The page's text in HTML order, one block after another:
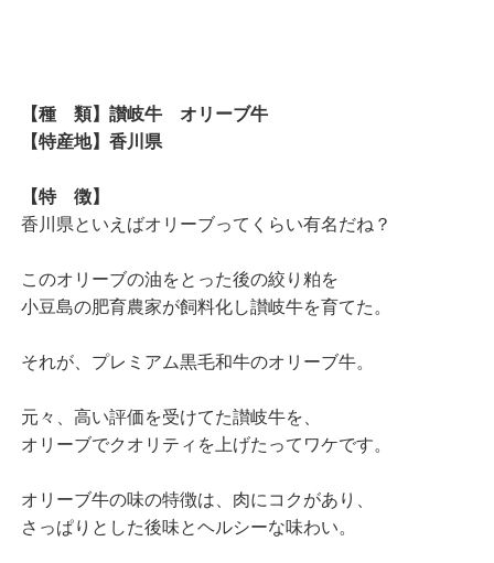
【種 類】讃岐牛 オリーブ牛
【特産地】香川県
【特 徴】
香川県といえばオリーブってくらい有名だね？
このオリーブの油をとった後の絞り粕を
小豆島の肥育農家が飼料化し讃岐牛を育てた。
それが、プレミアム黒毛和牛のオリーブ牛。
元々、高い評価を受けてた讃岐牛を、
オリーブでクオリティを上げたってワケです。
オリーブ牛の味の特徴は、肉にコクがあり、
さっぱりとした後味とヘルシーな味わい。